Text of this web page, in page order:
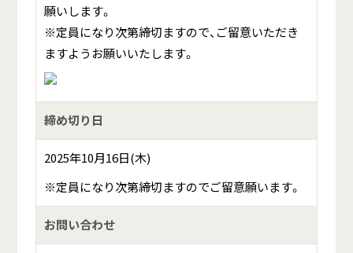
願いします。
※定員になり次第締切ますので、ご留意いただき
ますようお願いいたします。
締め切り日
2025年10月16日(木)
※定員になり次第締切ますのでご留意願います。
お問い合わせ